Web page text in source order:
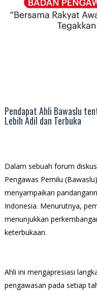
Pendapat Ahli Bawaslu
Lebih Adil dan Terbuka
Dalam sebuah forum
Pengawas Pemilu
menyampaikan
Indonesia. Menurutnya,
menunjukkan
keterbukaan.
Ahli ini mengapresiasi
pengawasan pada setiap